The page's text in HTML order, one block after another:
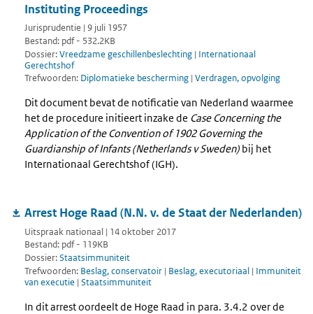
Instituting Proceedings
Jurisprudentie | 9 juli 1957
Bestand: pdf - 532.2KB
Dossier:Vreedzame geschillenbeslechting | Internationaal
Gerechtshof
Trefwoorden: Diplomatieke bescherming | Verdragen, opvolging
Dit document bevat de notificatie van Nederland waarmee
het de procedure initieert inzake de Case Concerning the
Application of the Convention of 1902 Governing the
Guardianship of Infants (Netherlands v Sweden) bij het
Internationaal Gerechtshof (IGH).
Arrest Hoge Raad (N.N. v. de Staat der Nederlanden)
Uitspraak nationaal | 14 oktober 2017
Bestand: pdf - 119KB
Dossier:Staatsimmuniteit
Trefwoorden: Beslag, conservatoir | Beslag, executoriaal | Immuniteit
van executie | Staatsimmuniteit
In dit arrest oordeelt de Hoge Raad in para. 3.4.2 over de